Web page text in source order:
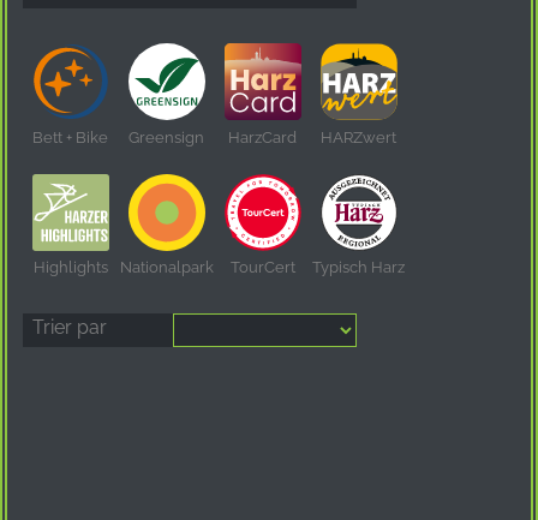
Bett + Bike Greensign HarzCard HARZwert
Highlights Nationalpark TourCert Typisch Harz
Trier par